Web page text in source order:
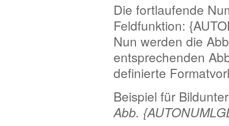
Die fortlaufende
Feldfunktion:
Nun werden die
entsprechenden
definierte
Beispiel für
Abb.